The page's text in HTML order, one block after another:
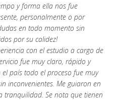
y forma ella nos fue
personalmente o por
en todo momento sin
por su calidez!
con el estudio a cargo de
fue muy claro, rápido y
país todo el proceso fue muy
inconvenientes. Me guiaron en
Se nota que tienen